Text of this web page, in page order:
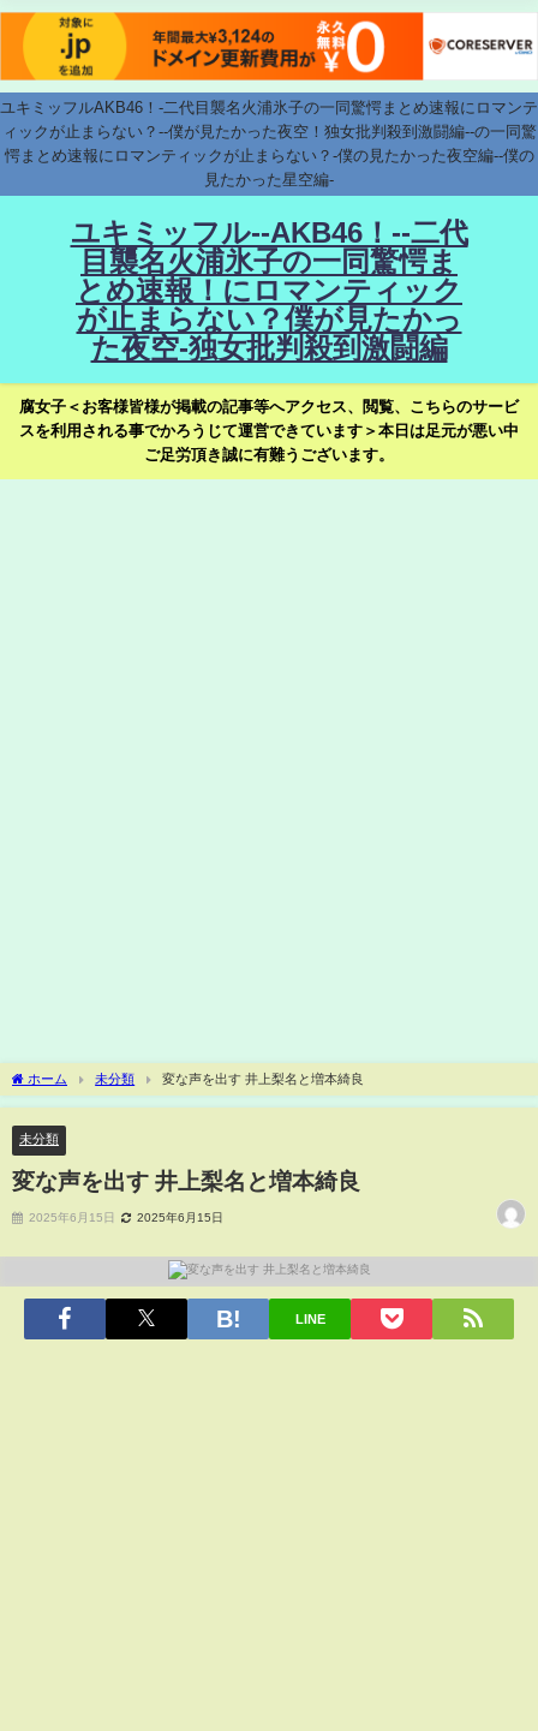
ユキミッフルAKB46！-二代目襲名火浦氷子の一同驚愕まとめ速報にロマンテ
ィックが止まらない？--僕が見たかった夜空！独女批判殺到激闘編--の一同驚
愕まとめ速報にロマンティックが止まらない？-僕の見たかった夜空編--僕の
見たかった星空編-
ユキミッフル--AKB46！--二代
目襲名火浦氷子の一同驚愕ま
とめ速報！にロマンティック
が止まらない？僕が見たかっ
た夜空-独女批判殺到激闘編
腐女子＜お客様皆様が掲載の記事等へアクセス、閲覧、こちらのサービ
スを利用される事でかろうじて運営できています＞本日は足元が悪い中
ご足労頂き誠に有難うございます。
ホーム 未分類 変な声を出す 井上梨名と増本綺良
未分類
変な声を出す 井上梨名と増本綺良
2025年6月15日 2025年6月15日
LINE